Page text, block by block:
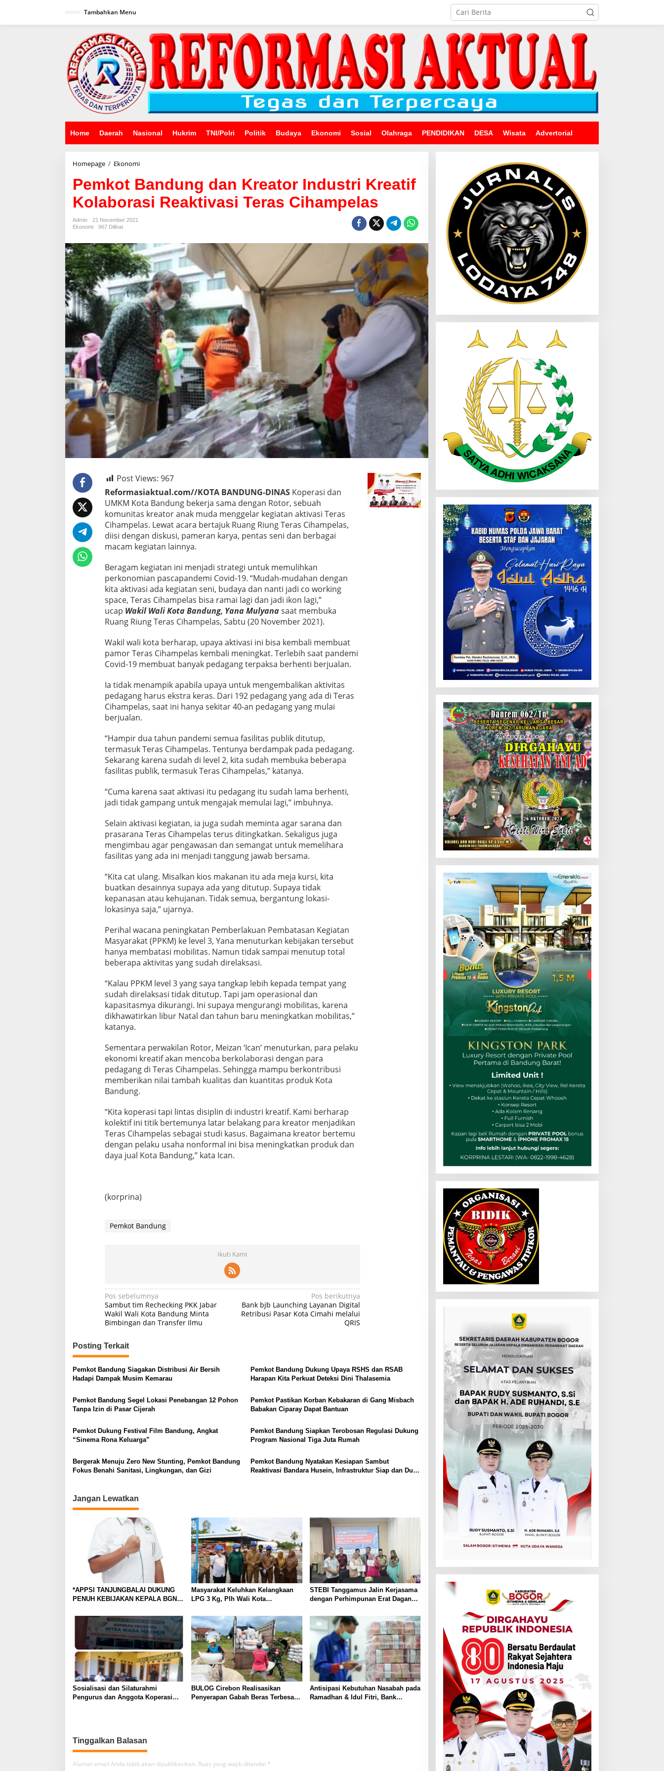
Tambahkan Menu
Home Daerah Nasional Hukrim TNI/Polri Politik Budaya Ekonomi Sosial Olahraga PENDIDIKAN DESA Wisata Advertorial
Homepage / EkonomiPemkot
dan
Kreator
Industri
Kreatif
Cihampelas
Pemkot Bandung dan Kreator Industri Kreatif
Kolaborasi Reaktivasi Teras Cihampelas
Admin
21 November 2021
Ekonomi
967 Dilihat
Post Views: 967
Reformasiaktual.com//KOTA BANDUNG-DINASKoperasi dan
UMKM Kota Bandung bekerja sama dengan Rotor, sebuah
komunitas kreator anak muda menggelar kegiatan aktivasi Teras
Cihampelas. Lewat acara bertajuk Ruang Riung Teras Cihampelas,
diisi dengan diskusi, pameran karya, pentas seni dan berbagai
macam kegiatan lainnya.
Beragam kegiatan ini menjadi strategi untuk memulihkan
perkonomian pascapandemi Covid-19. “Mudah-mudahan dengan
kita aktivasi ada kegiatan seni, budaya dan nanti jadi co working
space, Teras Cihampelas bisa ramai lagi dan jadi ikon lagi,”
ucap Wakil Wali Kota Bandung, Yana Mulyanasaat membuka
Ruang Riung Teras Cihampelas, Sabtu (20 November 2021).
Wakil wali kota berharap, upaya aktivasi ini bisa kembali membuat
pamor Teras Cihampelas kembali meningkat. Terlebih saat pandemi
Covid-19 membuat banyak pedagang terpaksa berhenti berjualan.
Ia tidak menampik apabila upaya untuk mengembalikan aktivitas
pedagang harus ekstra keras. Dari 192 pedagang yang ada di Teras
Cihampelas, saat ini hanya sekitar 40-an pedagang yang mulai
berjualan.
“Hampir dua tahun pandemi semua fasilitas publik ditutup,
termasuk Teras Cihampelas. Tentunya berdampak pada pedagang.
Sekarang karena sudah di level 2, kita sudah membuka beberapa
fasilitas publik, termasuk Teras Cihampelas,” katanya.
“Cuma karena saat aktivasi itu pedagang itu sudah lama berhenti,
jadi tidak gampang untuk mengajak memulai lagi,” imbuhnya.
Selain aktivasi kegiatan, ia juga sudah meminta agar sarana dan
prasarana Teras Cihampelas terus ditingkatkan. Sekaligus juga
mengimbau agar pengawasan dan semangat untuk memelihara
fasilitas yang ada ini menjadi tanggung jawab bersama.
“Kita cat ulang. Misalkan kios makanan itu ada meja kursi, kita
buatkan desainnya supaya ada yang ditutup. Supaya tidak
kepanasan atau kehujanan. Tidak semua, bergantung lokasi-
lokasinya saja,” ujarnya.
Perihal wacana peningkatan Pemberlakuan Pembatasan Kegiatan
Masyarakat (PPKM) ke level 3, Yana menuturkan kebijakan tersebut
hanya membatasi mobilitas. Namun tidak sampai menutup total
beberapa aktivitas yang sudah direlaksasi.
“Kalau PPKM level 3 yang saya tangkap lebih kepada tempat yang
sudah direlaksasi tidak ditutup. Tapi jam operasional dan
kapasitasmya dikurangi. Ini supaya mengurangi mobilitas, karena
dikhawatirkan libur Natal dan tahun baru meningkatkan mobilitas,”
katanya.
Sementara perwakilan Rotor, Meizan ‘Ican’ menuturkan, para pelaku
ekonomi kreatif akan mencoba berkolaborasi dengan para
pedagang di Teras Cihampelas. Sehingga mampu berkontribusi
memberikan nilai tambah kualitas dan kuantitas produk Kota
Bandung.
“Kita koperasi tapi lintas disiplin di industri kreatif. Kami berharap
kolektif ini titik bertemunya latar belakang para kreator menjadikan
Teras Cihampelas sebagai studi kasus. Bagaimana kreator bertemu
dengan pelaku usaha nonformal ini bisa meningkatkan produk dan
daya jual Kota Bandung,” kata Ican.
(korprina)
Pemkot Bandung
Ikuti Kami
Navigasi
pos
Pos sebelumnya
Sambut tim Rechecking PKK Jabar
Wakil Wali Kota Bandung Minta
Bimbingan dan Transfer Ilmu
Pos berikutnya
Bank bjb Launching Layanan Digital
Retribusi Pasar Kota Cimahi melalui
QRIS
Posting Terkait
Pemkot Bandung Siagakan Distribusi Air Bersih
Hadapi Dampak Musim Kemarau
Pemkot Bandung Dukung Upaya RSHS dan RSAB
Harapan Kita Perkuat Deteksi Dini Thalasemia
Pemkot Bandung Segel Lokasi Penebangan 12 Pohon
Tanpa Izin di Pasar Cijerah
Pemkot Pastikan Korban Kebakaran di Gang Misbach
Babakan Ciparay Dapat Bantuan
Pemkot Dukung Festival Film Bandung, Angkat
“Sinema Rona Keluarga”
Pemkot Bandung Siapkan Terobosan Regulasi Dukung
Program Nasional Tiga Juta Rumah‎
Bergerak Menuju Zero New Stunting, Pemkot Bandung
Fokus Benahi Sanitasi, Lingkungan, dan Gizi
Pemkot Bandung Nyatakan Kesiapan Sambut
Reaktivasi Bandara Husein, Infrastruktur Siap dan Dua
Jangan Lewatkan
*APPSI TANJUNGBALAI DUKUNG
PENUH KEBIJAKAN KEPALA BGN
SPPG MBG TRANSPARAN DAN
BERBASIS UMKM LOKAL*
Masyarakat Keluhkan Kelangkaan
LPG 3 Kg, Plh Wali Kota
SPBE dan Pangkalan
STEBI Tanggamus Jalin Kerjasama
dengan Perhimpunan Erat Dagang
Lampung hingga Ekonomi Kreatif
Sosialisasi dan Silaturahmi
Pengurus dan Anggota Koperasi
BULOG Cirebon Realisasikan
Penyerapan Gabah Beras Terbesar
Antisipasi Kebutuhan Nasabah pada
Ramadhan & Idul Fitri, Bank
Tinggalkan Balasan
Alamat email Anda tidak akan dipublikasikan. Ruas yang wajib ditandai *